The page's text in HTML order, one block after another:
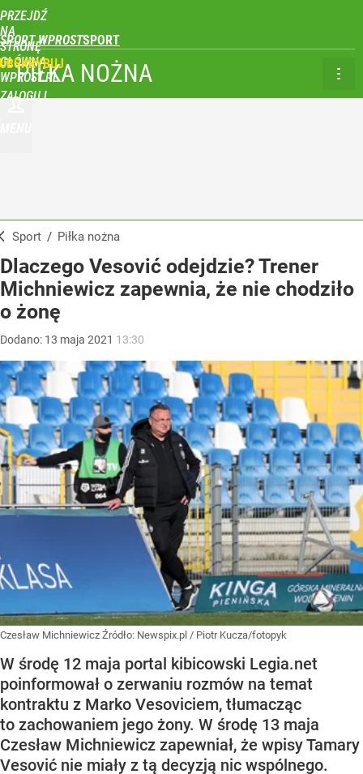
PRZEJDŹ
NA
STRONĘ
GŁÓWNĄ
WPROST.PL
SPORT WPROST
ZALOGUJ
PIŁKA NOŻNA
Sport / Piłka nożna
Dlaczego Vesović odejdzie? Trener
Michniewicz zapewnia, że nie chodziło
o żonę
Dodano: 13 maja 2021 13:30
Czesław Michniewicz Źródło: Newspix.pl / Piotr Kucza/fotopyk
W środę 12 maja portal kibicowski Legia.net
poinformował o zerwaniu rozmów na temat
kontraktu z Marko Vesoviciem, tłumacząc
to zachowaniem jego żony. W środę 13 maja
Czesław Michniewicz zapewniał, że wpisy Tamary
Vesović nie miały z tą decyzją nic wspólnego.